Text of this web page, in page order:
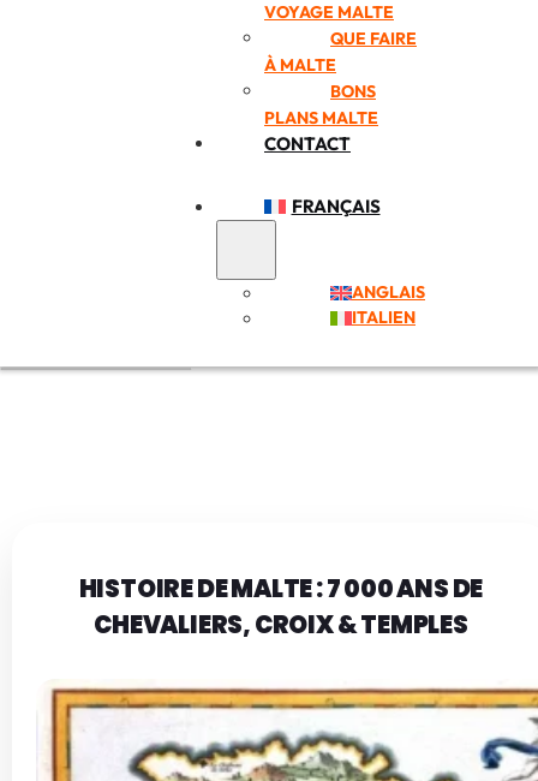
VOYAGE MALTE
QUE FAIRE
À MALTE
BONS
PLANS MALTE
CONTACT
FRANÇAIS
ANGLAIS
ITALIEN
HISTOIRE DE MALTE : 7 000 ANS DE
CHEVALIERS, CROIX & TEMPLES